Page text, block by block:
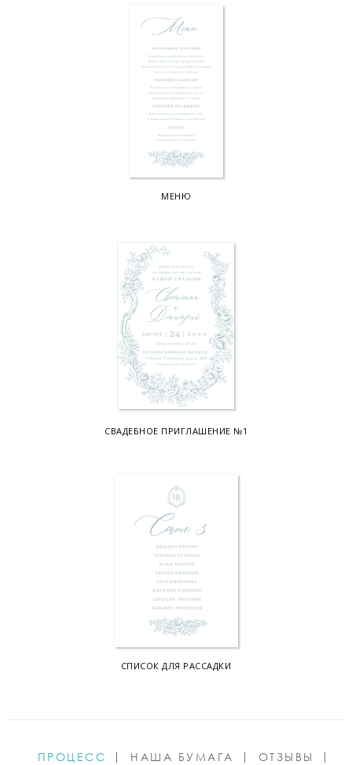
МЕНЮ
СВАДЕБНОЕ ПРИГЛАШЕНИЕ №1
СПИСОК ДЛЯ РАССАДКИ
ПРОЦЕСС НАША БУМАГА
ОТЗЫВЫ